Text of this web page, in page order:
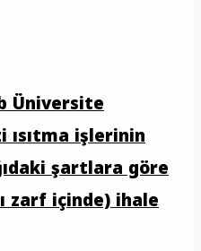
Üniversite
ısıtma işlerinin
şartlara göre
zarf içinde) ihale